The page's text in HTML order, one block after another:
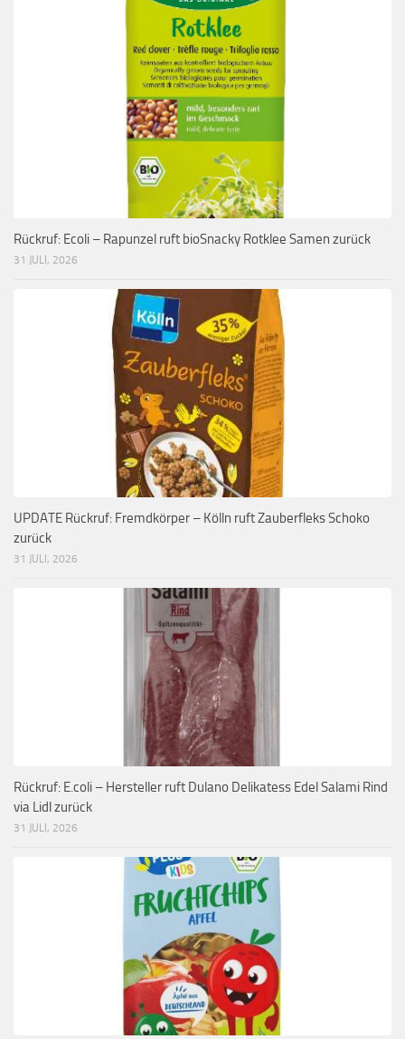
Rückruf: Ecoli – Rapunzel ruft bioSnacky Rotklee Samen zurück
31 JULI, 2026
UPDATE Rückruf: Fremdkörper – Kölln ruft Zauberfleks Schoko
zurück
31 JULI, 2026
Rückruf: E.coli – Hersteller ruft Dulano Delikatess Edel Salami Rind
via Lidl zurück
31 JULI, 2026